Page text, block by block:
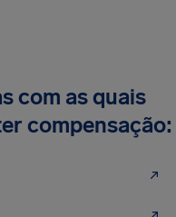
com as quais
compensação: